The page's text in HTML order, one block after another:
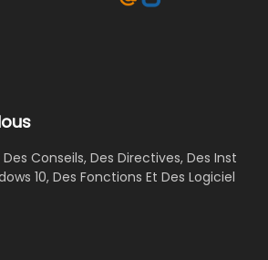
Conseils, Des Directives, Des Inst
10, Des Fonctions Et Des Logiciel